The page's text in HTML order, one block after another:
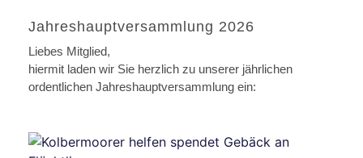
Jahreshauptversammlung 2026
Liebes Mitglied,
hiermit laden wir Sie herzlich zu unserer jährlichen
ordentlichen Jahreshauptversammlung ein: